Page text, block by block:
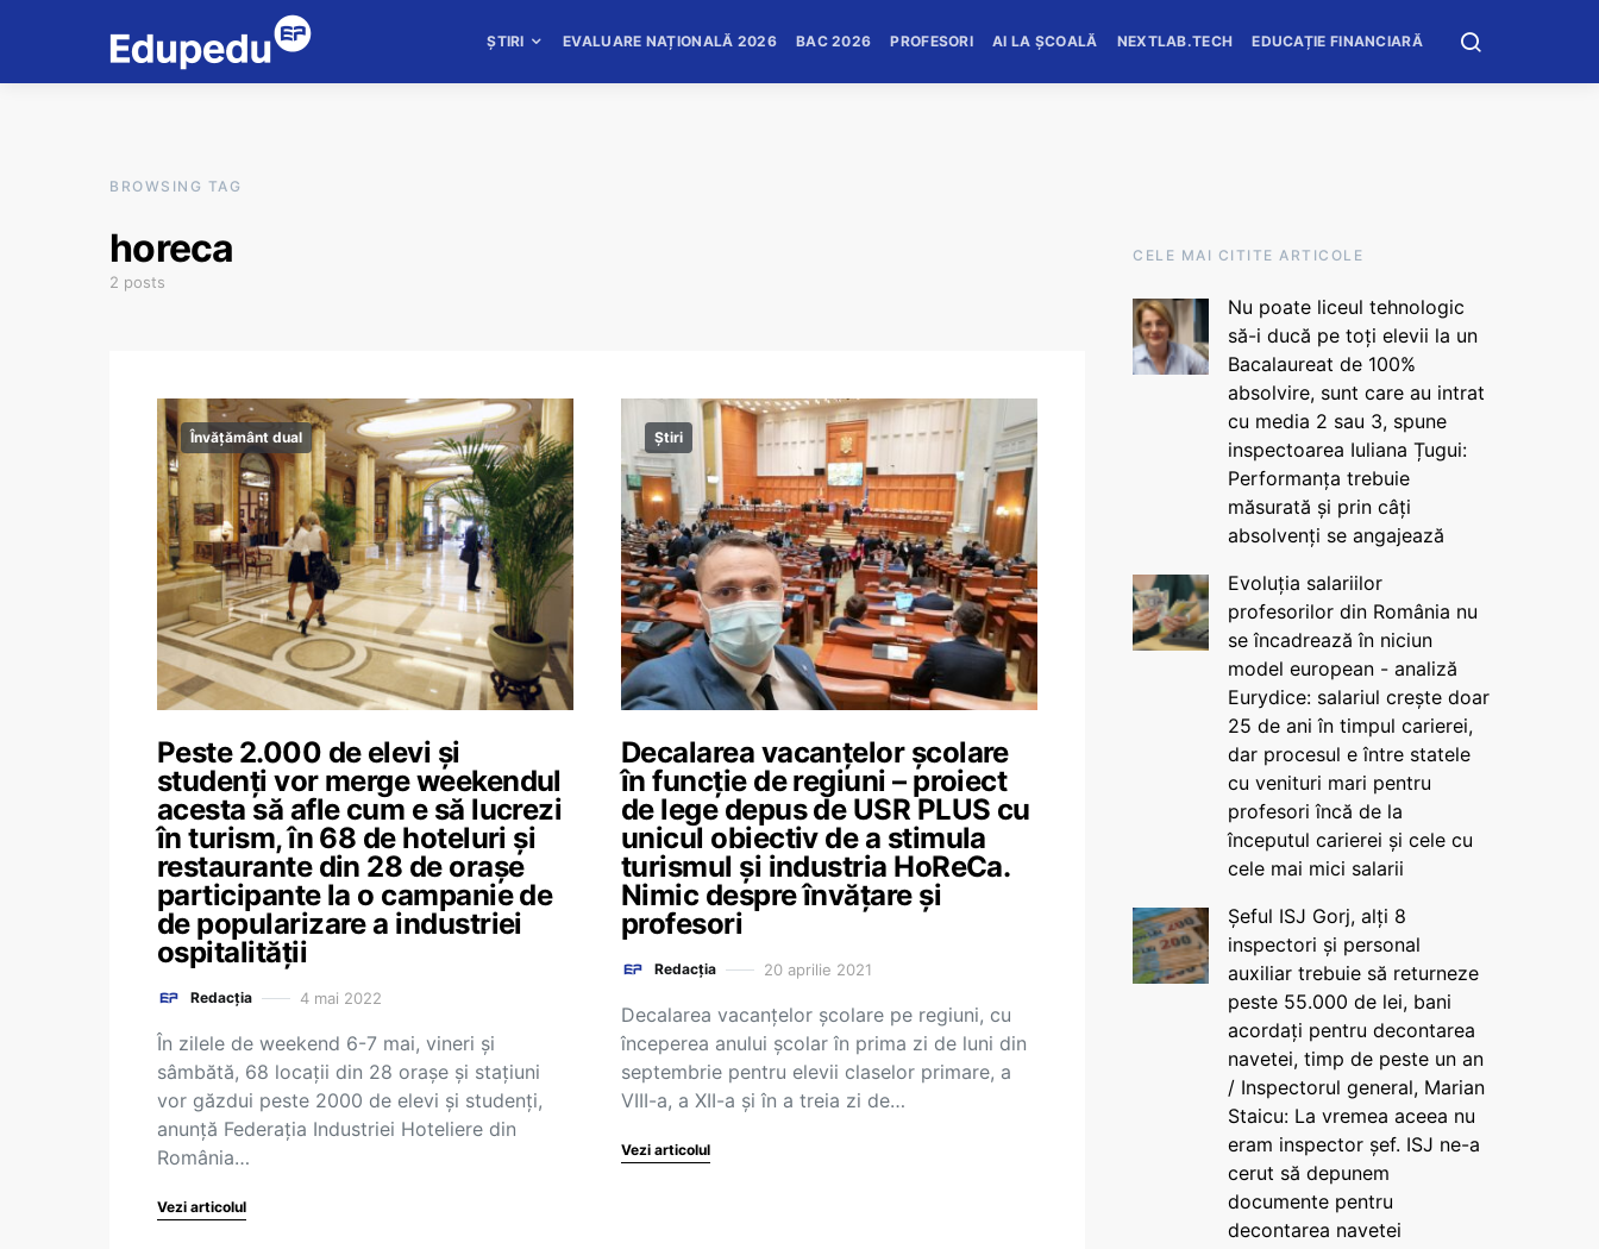
ȘTIRI EVALUARE NAȚIONALĂ 2026 BAC 2026 PROFESORI AI LA ȘCOALĂ NEXTLAB.TECH EDUCAȚIE FINANCIARĂ
BROWSING TAG
horeca
2 posts
Învățământ dual
Peste 2.000 de elevi și
studenți vor merge weekendul
acesta să afle cum e să lucrezi
în turism, în 68 de hoteluri și
restaurante din 28 de orașe
participante la o campanie de
de popularizare a industriei
ospitalității
Redacția 4 mai 2022
În zilele de weekend 6-7 mai, vineri și
sâmbătă, 68 locații din 28 orașe și stațiuni
vor găzdui peste 2000 de elevi și studenți,
anunță Federația Industriei Hoteliere din
România…
Vezi articolul
Știri
Decalarea vacanțelor școlare
în funcție de regiuni – proiect
de lege depus de USR PLUS cu
unicul obiectiv de a stimula
turismul şi industria HoReCa.
Nimic despre învățare și
profesori
Redacția 20 aprilie 2021
Decalarea vacanțelor școlare pe regiuni, cu
începerea anului școlar în prima zi de luni din
septembrie pentru elevii claselor primare, a
VIII-a, a XII-a și în a treia zi de…
Vezi articolul
CELE MAI CITITE ARTICOLE
Nu poate liceul tehnologic
să-i ducă pe toți elevii la un
Bacalaureat de 100%
absolvire, sunt care au intrat
cu media 2 sau 3, spune
inspectoarea Iuliana Țugui:
Performanța trebuie
măsurată și prin câți
absolvenți se angajează
Evoluția salariilor
profesorilor din România nu
se încadrează în niciun
model european - analiză
Eurydice: salariul crește doar
25 de ani în timpul carierei,
dar procesul e între statele
cu venituri mari pentru
profesori încă de la
începutul carierei și cele cu
cele mai mici salarii
Șeful ISJ Gorj, alți 8
inspectori și personal
auxiliar trebuie să returneze
peste 55.000 de lei, bani
acordați pentru decontarea
navetei, timp de peste un an
/ Inspectorul general, Marian
Staicu: La vremea aceea nu
eram inspector șef. ISJ ne-a
cerut să depunem
documente pentru
decontarea navetei